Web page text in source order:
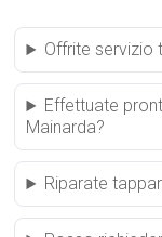
Offrite servizio
Effettuate
Mainarda?
Riparate